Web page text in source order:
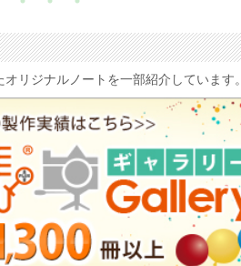
リジナルノートを一部紹介しています。